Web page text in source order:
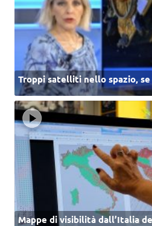
Troppi satelliti nello spazio, se
Mappe di visibilità dall’Italia